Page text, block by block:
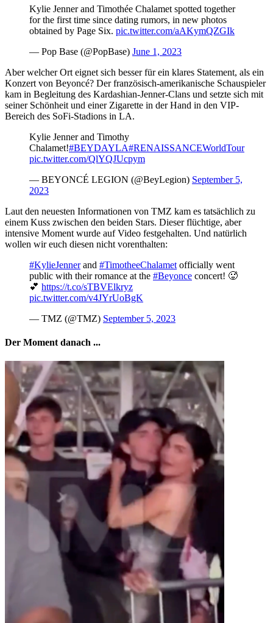
Kylie Jenner and Timothée Chalamet spotted together
for the first time since dating rumors, in new photos
obtained by Page Six. pic.twitter.com/aAKymQZGIk
— Pop Base (@PopBase) June 1, 2023
Aber welcher Ort eignet sich besser für ein klares Statement, als ein
Konzert von Beyoncé? Der französisch-amerikanische Schauspieler
kam in Begleitung des Kardashian-Jenner-Clans und setzte sich mit
seiner Schönheit und einer Zigarette in der Hand in den VIP-
Bereich des SoFi-Stadions in LA.
Kylie Jenner and Timothy
Chalamet!#BEYDAYLA#RENAISSANCEWorldTour
pic.twitter.com/QlYQJUcpym
— BEYONCÉ LEGION (@BeyLegion) September 5,
2023
Laut den neuesten Informationen von TMZ kam es tatsächlich zu
einem Kuss zwischen den beiden Stars. Dieser flüchtige, aber
intensive Moment wurde auf Video festgehalten. Und natürlich
wollen wir euch diesen nicht vorenthalten:
#KylieJennerand #TimotheeChalamet officially went
public with their romance at the #Beyonce concert! 🥵
💕 https://t.co/sTBVElkryz
pic.twitter.com/v4JYrUoBgK
— TMZ (@TMZ) September 5, 2023
Der Moment danach ...